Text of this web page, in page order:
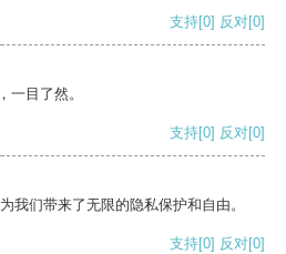
支持[0] 反对[0]
一目了然。
支持[0] 反对[0]
我们带来了无限的隐私保护和自由。
支持[0] 反对[0]